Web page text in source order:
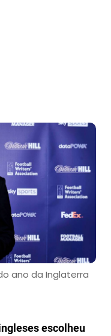
ano da Inglaterra
escolheu